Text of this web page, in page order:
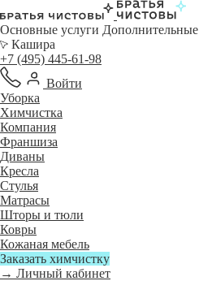
Основные услуги Дополнительные
Кашира
+7 (495) 445-61-98
Войти
Уборка
Химчистка
Компания
Франшиза
Диваны
Кресла
Стулья
Матрасы
Шторы и тюли
Ковры
Кожаная мебель
Заказать химчистку
→ Личный кабинет